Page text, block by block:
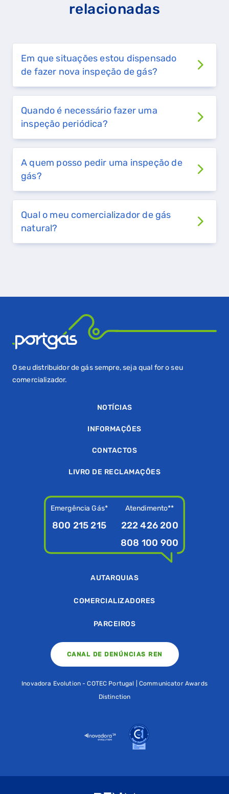
relacionadas
Em que situações estou dispensado
de fazer nova inspeção de gás?
Quando é necessário fazer uma
inspeção periódica?
A quem posso pedir uma inspeção de
gás?
Qual o meu comercializador de gás
natural?
O seu distribuidor de gás sempre, seja qual for o seu
comercializador.
NOTÍCIAS
INFORMAÇÕES
CONTACTOS
LIVRO DE RECLAMAÇÕES
Emergência Gás*
800 215 215
Atendimento**
222 426 200
808 100 900
AUTARQUIAS
COMERCIALIZADORES
PARCEIROS
CANAL DE DENÚNCIAS REN
Inovadora Evolution - COTEC Portugal | Communicator Awards
Distinction
QUERO TER GÁS NATURAL
GASES RENOVÁVEIS